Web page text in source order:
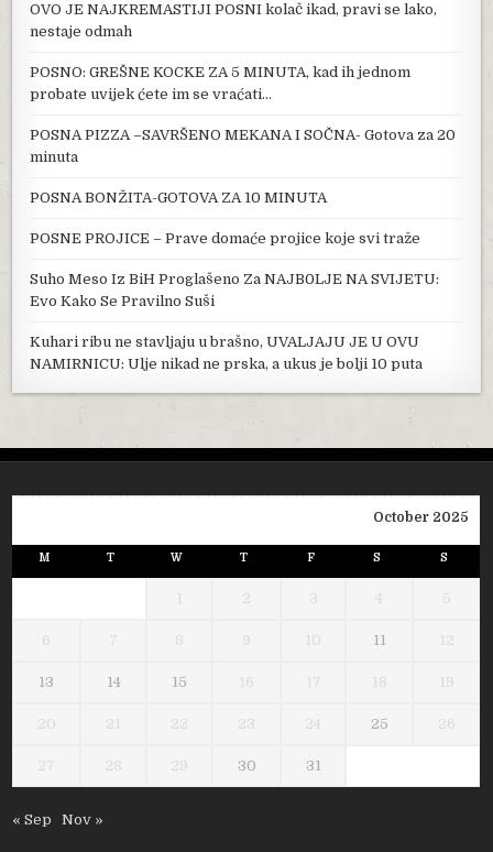
OVO JE NAJKREMASTIJI POSNI kolač ikad, pravi se lako,
nestaje odmah
POSNO: GREŠNE KOCKE ZA 5 MINUTA, kad ih jednom
probate uvijek ćete im se vraćati…
POSNA PIZZA –SAVRŠENO MEKANA I SOČNA- Gotova za 20
minuta
POSNA BONŽITA-GOTOVA ZA 10 MINUTA
POSNE PROJICE – Prave domaće projice koje svi traže
Suho Meso Iz BiH Proglašeno Za NAJB0LJE NA SVIJETU:
Evo Kako Se Pravilno Suši
Kuhari ribu ne stavljaju u brašno, UVALJAJU JE U OVU
NAMIRNICU: Ulje nikad ne prska, a ukus je bolji 10 puta
October 2025
M T W T F S S
1 2 3 4 5
6 7 8 9 10 11 12
13 14 15 16 17 18 19
20 21 22 23 24 25 26
27 28 29 30 31
« Sep Nov »